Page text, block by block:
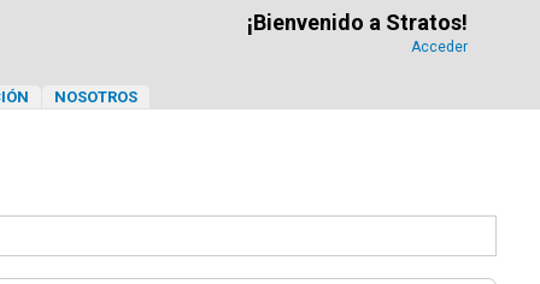
¡Bienvenido a Stratos!
Acceder
NOSOTROS